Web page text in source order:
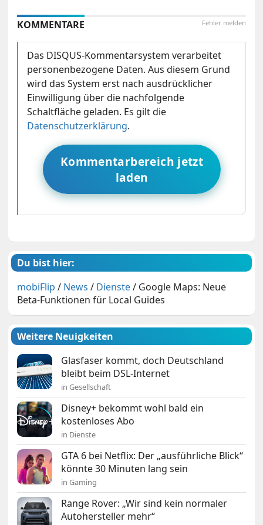
Fehler melden
KOMMENTARE
Das DISQUS-Kommentarsystem verarbeitet
personenbezogene Daten. Aus diesem Grund
wird das System erst nach ausdrücklicher
Einwilligung über die nachfolgende
Schaltfläche geladen. Es gilt die
Datenschutzerklärung.
Kommentarbereich jetzt
laden
Du bist hier:
mobiFlip / News / Dienste/ Google Maps: Neue
Beta-Funktionen für Local Guides
Weitere Neuigkeiten
Glasfaser kommt, doch Deutschland
bleibt beim DSL-Internet
in Gesellschaft
Disney+ bekommt wohl bald ein
kostenloses Abo
in Dienste
GTA 6 bei Netflix: Der „ausführliche Blick“
könnte 30 Minuten lang sein
in Gaming
Range Rover: „Wir sind kein normaler
Autohersteller mehr“